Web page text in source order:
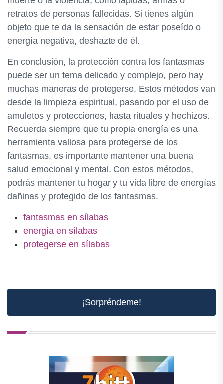
retratos de personas fallecidas. Si tienes algún
objeto que te da la sensación de estar poseído o
energía negativa, deshazte de él.
En conclusión, la protección contra los fantasmas
puede ser un tema delicado y complejo, pero hay
muchas maneras de protegerse. Estos métodos van
desde la limpieza espiritual, pasando por el uso de
amuletos y protecciones, hasta rituales y hechizos.
Recuerda siempre que tu propia energía es una
herramienta valiosa para protegerse de los
fantasmas, es importante mantener una buena
salud emocional y mental. Con estos métodos,
podrás mantener tu hogar y tu vida libre de energías
dañinas y protegido de los fantasmas.
fantasmas en sílabas
energía en sílabas
protegerse en sílabas
¡Sorpréndeme!